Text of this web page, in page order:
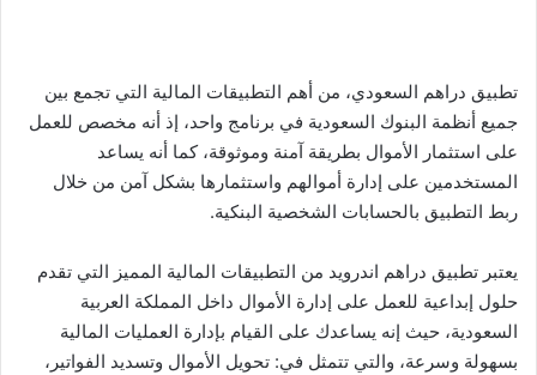
تطبيق دراهم السعودي، من أهم التطبيقات المالية التي تجمع بين
جميع أنظمة البنوك السعودية في برنامج واحد، إذ أنه مخصص للعمل
على استثمار الأموال بطريقة آمنة وموثوقة، كما أنه يساعد
المستخدمين على إدارة أموالهم واستثمارها بشكل آمن من خلال
ربط التطبيق بالحسابات الشخصية البنكية.
يعتبر تطبيق دراهم اندرويد من التطبيقات المالية المميز التي تقدم
حلول إبداعية للعمل على إدارة الأموال داخل المملكة العربية
السعودية، حيث إنه يساعدك على القيام بإدارة العمليات المالية
بسهولة وسرعة، والتي تتمثل في: تحويل الأموال وتسديد الفواتير،